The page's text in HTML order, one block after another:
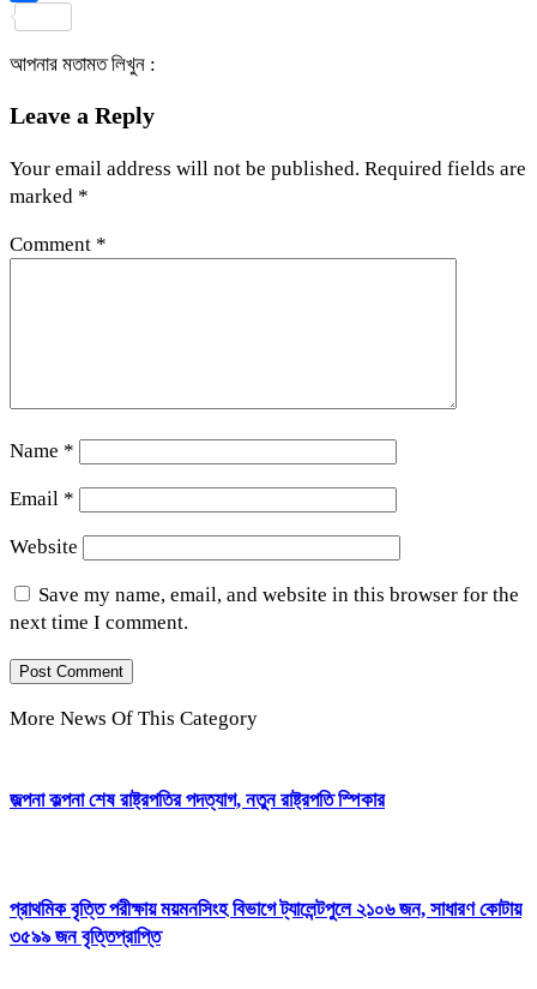
আপনার মতামত লিখুন :
Leave a Reply
Your email address will not be published. Required fields are
marked *
Comment *
Name *
Email *
Website
Save my name, email, and website in this browser for the
next time I comment.
More News Of This Category
জল্পনা কল্পনা শেষ রাষ্ট্রপতির পদত্যাগ, নতুন রাষ্ট্রপতি স্পিকার
প্রাথমিক বৃত্তি পরীক্ষায় ময়মনসিংহ বিভাগে ট্যালেন্টপুলে ২১০৬ জন, সাধারণ কোটায়
৩৫৯৯ জন বৃত্তিপ্রাপ্তি